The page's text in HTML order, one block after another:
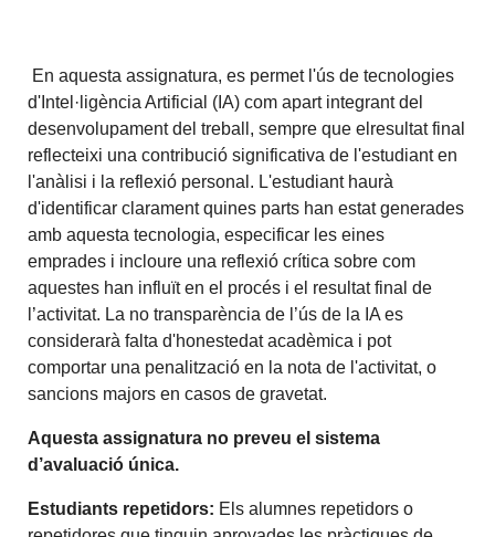
En aquesta assignatura, es permet l'ús de tecnologies
d'Intel·ligència Artificial (IA) com apart integrant del
desenvolupament del treball, sempre que elresultat final
reflecteixi una contribució significativa de l'estudiant en
l'anàlisi i la reflexió personal. L'estudiant haurà
d'identificar clarament quines parts han estat generades
amb aquesta tecnologia, especificar les eines
emprades i incloure una reflexió crítica sobre com
aquestes han influït en el procés i el resultat final de
l’activitat. La no transparència de l’ús de la IA es
considerarà falta d'honestedat acadèmica i pot
comportar una penalització en la nota de l'activitat, o
sancions majors en casos de gravetat.
Aquesta assignatura no preveu el sistema
d’avaluació única.
Estudiants repetidors: Els alumnes repetidors o